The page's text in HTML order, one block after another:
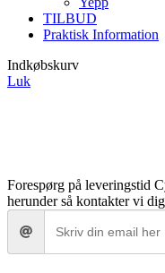
TILBUD
Praktisk Information
Indkøbskurv
Luk
Forespørg på leveringstid
herunder så kontakter vi